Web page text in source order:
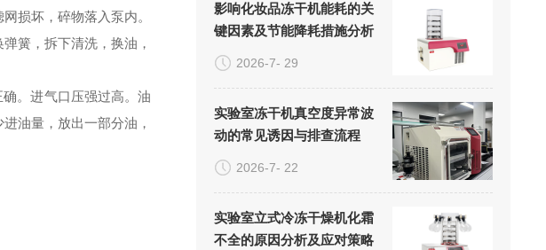
损坏，碎物落入泵内。
簧，拆下清洗，换油，
。进气口压强过高。油
油量，放出一部分油，
影响化妆品冻干机能耗的关
键因素及节能降耗措施分析
2026-7- 29
实验室冻干机真空度异常波
动的常见诱因与排查流程
2026-7- 22
实验室立式冷冻干燥机化霜
不全的原因分析及应对策略